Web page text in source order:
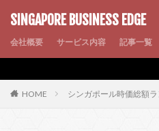
SINGAPORE BUSINESS EDGE
会社概要 サービス内容 記事一覧
HOME シンガポール時価総額
AMP SEO PWA